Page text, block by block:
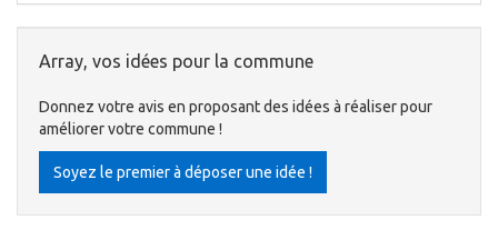
Array, vos idées pour la commune
Donnez votre avis en proposant des idées à réaliser pour
améliorer votre commune !
Soyez le premier à déposer une idée !